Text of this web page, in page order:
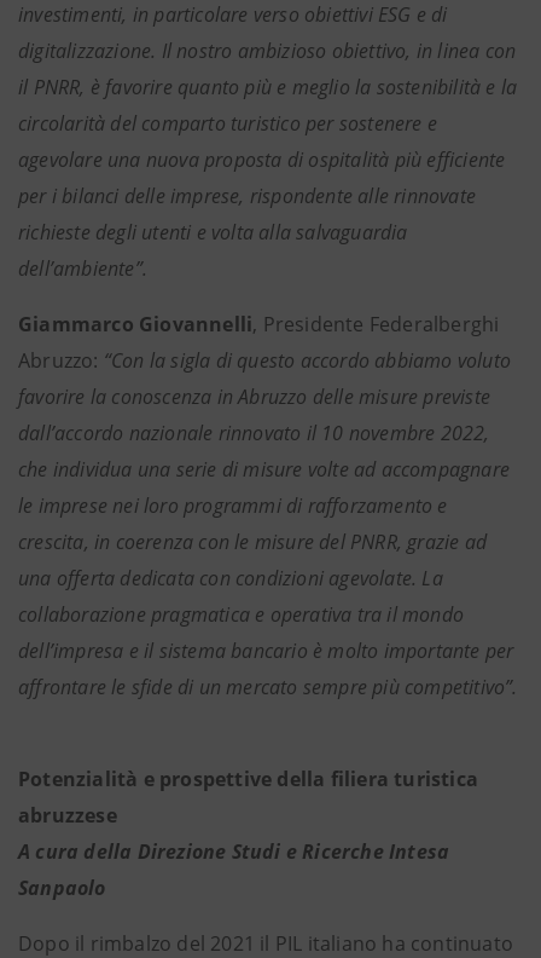
investimenti, in particolare verso obiettivi ESG e di
digitalizzazione. Il nostro ambizioso obiettivo, in linea con
il PNRR, è favorire quanto più e meglio la sostenibilità e la
circolarità del comparto turistico per sostenere e
agevolare una nuova proposta di ospitalità più efficiente
per i bilanci delle imprese, rispondente alle rinnovate
richieste degli utenti e volta alla salvaguardia
dell’ambiente”.
Giammarco Giovannelli, Presidente Federalberghi
Abruzzo: “Con la sigla di questo accordo abbiamo voluto
favorire la conoscenza in Abruzzo delle misure previste
dall’accordo nazionale rinnovato il 10 novembre 2022,
che individua una serie di misure volte ad accompagnare
le imprese nei loro programmi di rafforzamento e
crescita, in coerenza con le misure del PNRR, grazie ad
una offerta dedicata con condizioni agevolate. La
collaborazione pragmatica e operativa tra il mondo
dell’impresa e il sistema bancario è molto importante per
affrontare le sfide di un mercato sempre più competitivo”.
Potenzialità e prospettive della filiera turistica
abruzzese
A cura della Direzione Studi e Ricerche Intesa
Sanpaolo
Dopo il rimbalzo del 2021 il PIL italiano ha continuato